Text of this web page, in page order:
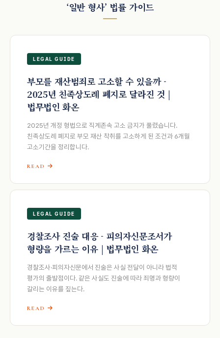
‘일반 형사’ 법률 가이드
LEGAL GUIDE
부모를 재산범죄로 고소할 수 있을까 -
2025년 친족상도례 폐지로 달라진 것 |
법무법인 화온
2025년 개정 형법으로 직계존속 고소 금지가 풀렸습니다.
친족상도례 폐지로 부모 재산 착취를 고소하게 된 조건과 6개월
고소기간을 정리합니다.
READ
LEGAL GUIDE
경찰조사 진술 대응 - 피의자신문조서가
형량을 가르는 이유 | 법무법인 화온
경찰조사·피의자신문에서 진술은 사실 전달이 아니라 법적
평가의 출발점이다. 같은 사실도 진술에 따라 죄명과 형량이
갈리는 이유를 짚는다.
READ